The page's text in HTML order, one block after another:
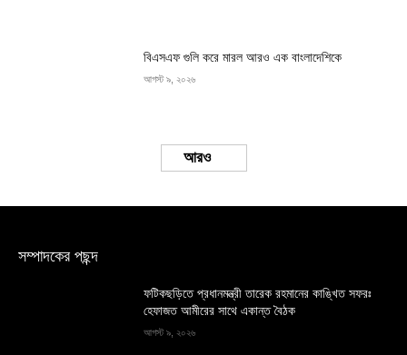
বিএসএফ গুলি করে মারল আরও এক বাংলাদেশিকে
আগস্ট ৯, ২০২৬
Load more
সম্পাদকের পছন্দ
ফটিকছড়িতে প্রধানমন্ত্রী তারেক রহমানের কাঙ্খিত সফরঃ
হেফাজত আমীরের সাথে একান্ত বৈঠক
আগস্ট ৯, ২০২৬